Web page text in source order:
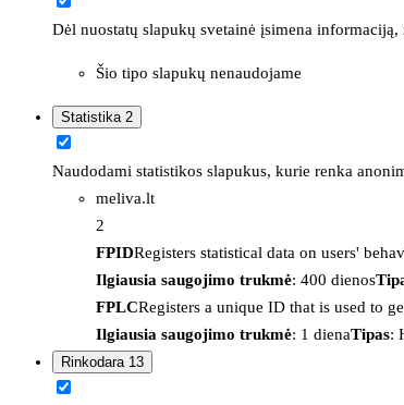
Dėl nuostatų slapukų svetainė įsimena
Šio tipo slapukų nenaudojame
Statistika 2
Naudodami statistikos slapukus, kurie renka
meliva.lt
2
FPIDRegisters statistical data on users'
Ilgiausia saugojimo trukmė: 400 dienos
FPLCRegisters a unique ID that is used to
Ilgiausia saugojimo trukmė: 1 dienaTipas:
Rinkodara 13